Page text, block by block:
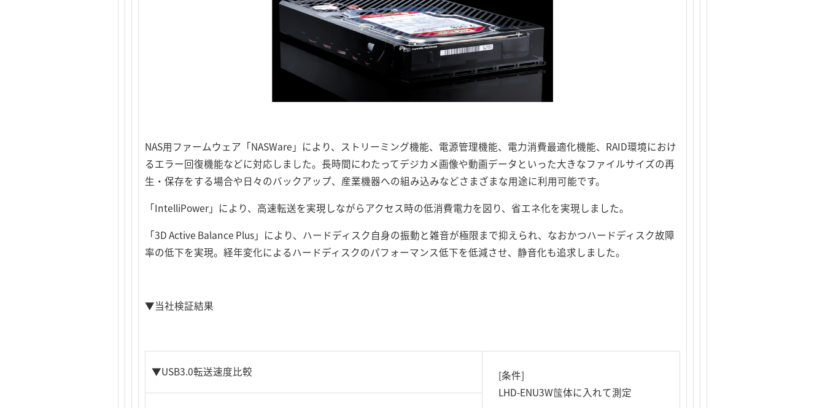
NAS用ファームウェア「NASWare」により、ストリーミング機能、電源管理機能、電力消費最適化機能、RAID環境におけ
るエラー回復機能などに対応しました。長時間にわたってデジカメ画像や動画データといった大きなファイルサイズの再
生・保存をする場合や日々のバックアップ、産業機器への組み込みなどさまざまな用途に利用可能です。
「IntelliPower」により、高速転送を実現しながらアクセス時の低消費電力を図り、省エネ化を実現しました。
「3D Active Balance Plus」により、ハードディスク自身の振動と雑音が極限まで抑えられ、なおかつハードディスク故障
率の低下を実現。経年変化によるハードディスクのパフォーマンス低下を低減させ、静音化も追求しました。
▼当社検証結果
▼USB3.0転送速度比較
[条件]
LHD-ENU3W筺体に入れて測定